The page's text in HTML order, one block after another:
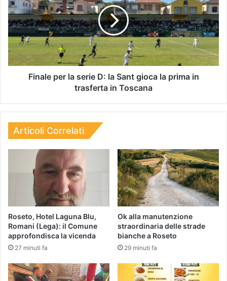
Finale per la serie D: la Sant gioca la prima in
trasferta in Toscana
Articoli Correlati
Roseto, Hotel Laguna Blu,
Romani (Lega): il Comune
approfondisca la vicenda
27 minuti fa
Ok alla manutenzione
straordinaria delle strade
bianche a Roseto
29 minuti fa